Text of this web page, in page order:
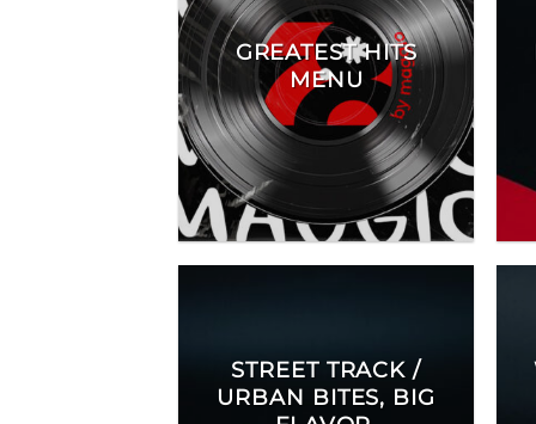
GREATEST HITS
MENU
STREET TRACK /
URBAN BITES, BIG